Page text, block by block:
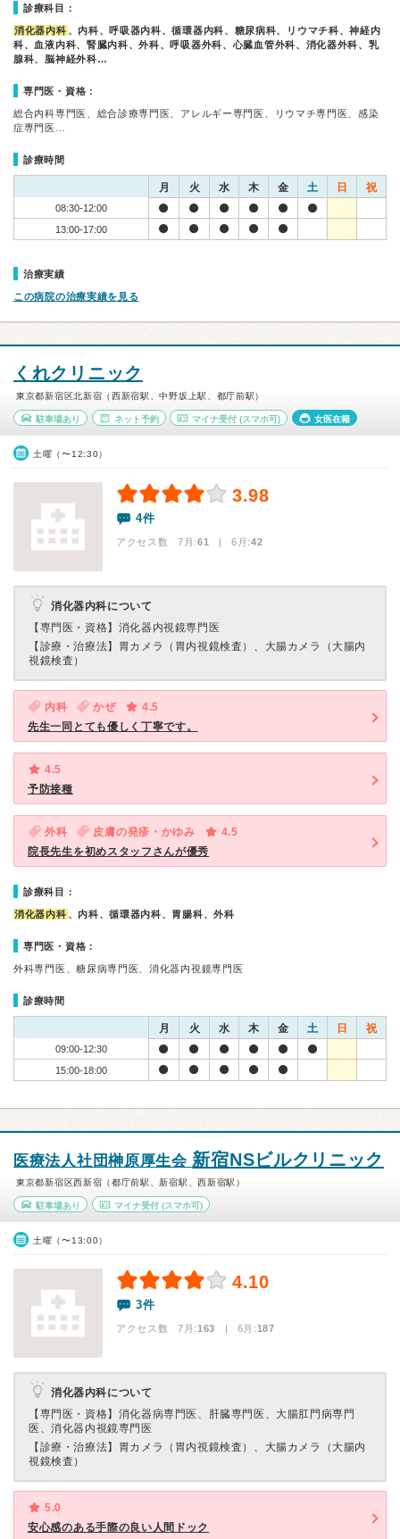
診療科目：
消化器内科 、内科、呼吸器内科、循環器内科、糖尿病科、リウマチ科、神経内
科、血液内科、腎臓内科、外科、呼吸器外科、心臓血管外科、消化器外科、乳
腺科、脳神経外科…
専門医・資格：
総合内科専門医、総合診療専門医、アレルギー専門医、リウマチ専門医、感染
症専門医…
診療時間
月 火 水 木 金 土 日 祝
08:30-12:00
13:00-17:00
治療実績
この病院の治療実績を見る
くれクリニック
東京都新宿区北新宿（西新宿駅、中野坂上駅、都庁前駅）
駐車場あり ネット予約 マイナ受付 (スマホ可) 女医在籍
土曜（〜12:30）
3.98
4件
アクセス数 7月:61 | 6月:42
消化器内科について
【専門医・資格】 消化器内視鏡専門医
【診療・治療法】 胃カメラ（胃内視鏡検査）、大腸カメラ（大腸内
視鏡検査）
内科 かぜ
4.5
先生一同とても優しく丁寧です。
4.5
予防接種
外科 皮膚の発疹・かゆみ
4.5
院長先生を初めスタッフさんが優秀
診療科目：
消化器内科 、内科、循環器内科、胃腸科、外科
専門医・資格：
外科専門医、糖尿病専門医、消化器内視鏡専門医
診療時間
月 火 水 木 金 土 日 祝
09:00-12:30
15:00-18:00
医療法人社団榊原厚生会新宿NSビルクリニック
東京都新宿区西新宿（都庁前駅、新宿駅、西新宿駅）
駐車場あり マイナ受付(スマホ可)
土曜（〜13:00）
4.10
3件
アクセス数 7月:163 | 6月:187
消化器内科について
【専門医・資格】 消化器病専門医、肝臓専門医、大腸肛門病専門
医、消化器内視鏡専門医
【診療・治療法】 胃カメラ（胃内視鏡検査）、大腸カメラ（大腸内
視鏡検査）
5.0
安心感のある手際の良い人間ドック